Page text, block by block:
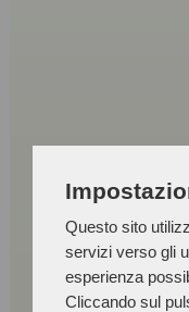
Questo sito
servizi verso gli
esperienza
Cliccando sul